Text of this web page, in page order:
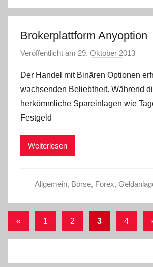
Brokerplattform Anyoption
Veröffentlicht am 29. Oktober 2013
n
a
d
Der Handel mit Binären Optionen
wachsenden Beliebtheit. Während
herkömmliche Spareinlagen wie
Festgeld
Weiterlesen
Allgemein, Börse, Forex,
Seitennummerierung
der
« Vorherige
1 2 3 4